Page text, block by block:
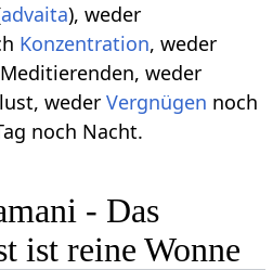
advaita), weder
Konzentration, weder
weder
weder Vergnügen noch
noch Nacht.
- Das
ist reine Wonne